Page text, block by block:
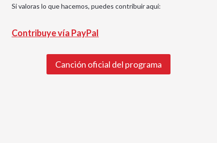
Si valoras lo que hacemos, puedes contribuir aquí:
Contribuye vía PayPal
Canción oficial del programa